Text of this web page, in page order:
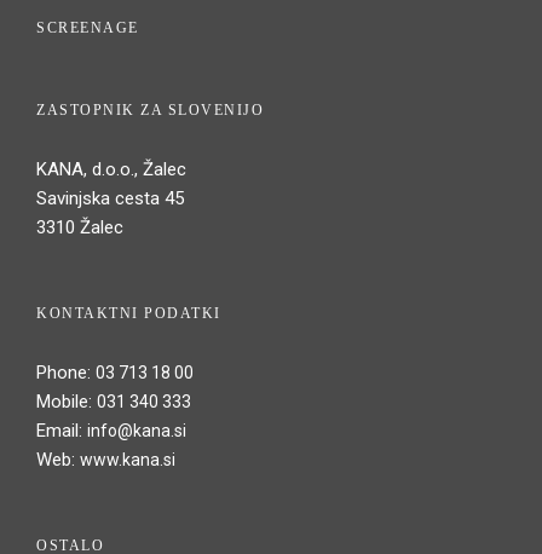
SCREENAGE
ZASTOPNIK ZA SLOVENIJO
KANA, d.o.o., Žalec
Savinjska cesta 45
3310 Žalec
KONTAKTNI PODATKI
Phone: 03 713 18 00
Mobile: 031 340 333
Email: info@kana.si
Web: www.kana.si
OSTALO